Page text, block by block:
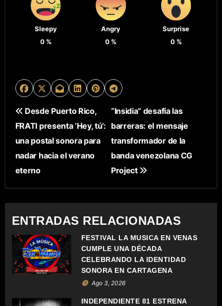
Sleepy
0%
Angry
0 %
Surprise
0%
N
A
V
E
G
A
C
I
Ó
N
Desde Puerto Rico,
FRATI presenta ‘Hey, tú’:
una postal sonora para
nadar hacia el verano
eterno
“Insidia” desafía las
barreras: el mensaje
transformador de la
banda venezolana CG
Project
ENTRADAS RELACIONADAS
FESTIVAL LA MÚSICA EN VENAS
CUMPLE UNA DÉCADA
CELEBRANDO LA IDENTIDAD
SONORA EN CARTAGENA
Ago 3, 2026
INDEPENDIENTE 81 ESTRENA